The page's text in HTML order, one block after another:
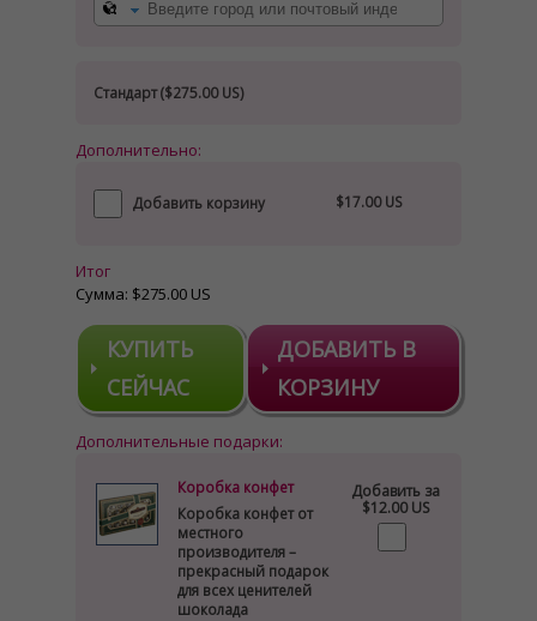
Стандарт ($275.00 US)
Дополнительно:
Добавить корзину $17.00 US
Итог
Сумма: $275.00 US
КУПИТЬ
СЕЙЧАС
ДОБАВИТЬ В
КОРЗИНУ
Дополнительные подарки:
Добавить за
$12.00 US
Коробка конфет
Коробка конфет от
местного
производителя –
прекрасный подарок
для всех ценителей
шоколада